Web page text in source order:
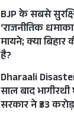
BJP के सबसे
‘राजनीतिक
मायने; क्या बिहार
है?
Dharaali
साल बाद
सरकार ने ₹33